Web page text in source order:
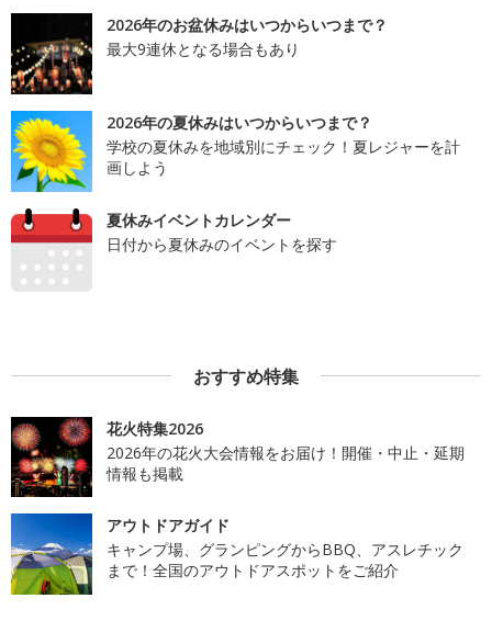
2026年のお盆休みはいつからいつまで？
最大9連休となる場合もあり
2026年の夏休みはいつからいつまで？
学校の夏休みを地域別にチェック！夏レジャーを計
画しよう
夏休みイベントカレンダー
日付から夏休みのイベントを探す
おすすめ特集
花火特集2026
2026年の花火大会情報をお届け！開催・中止・延期
情報も掲載
アウトドアガイド
キャンプ場、グランピングからBBQ、アスレチック
まで！全国のアウトドアスポットをご紹介